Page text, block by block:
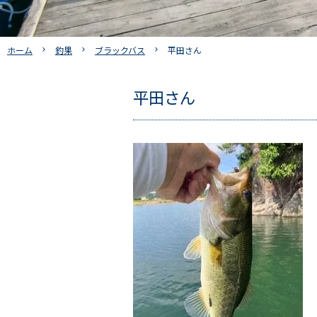
ホーム 釣果 ブラックバス 平田さん
平田さん